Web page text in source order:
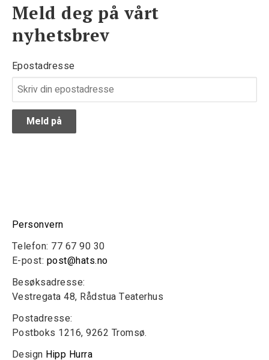
Personvern
Telefon: 77 67 90 30
E-post: post@hats.no
Besøksadresse:
Vestregata 48, Rådstua Teaterhus
Postadresse:
Postboks 1216, 9262 Tromsø.
Design Hipp Hurra
Meld deg på vårt
nyhetsbrev
Epostadresse